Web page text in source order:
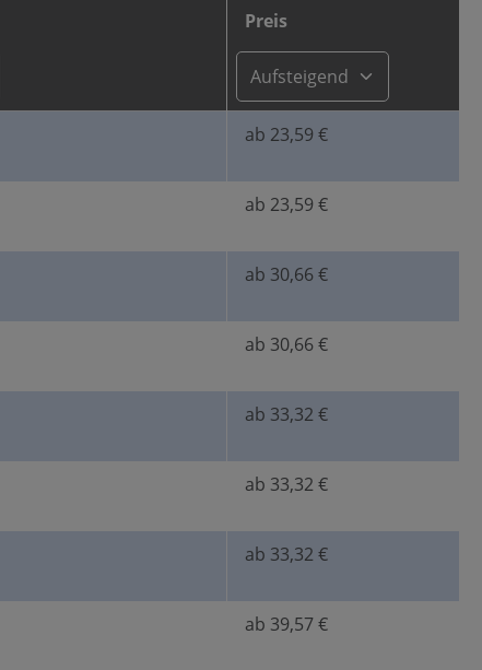
Preis
ab 23,59 €
ab 23,59 €
ab 30,66 €
ab 30,66 €
ab 33,32 €
ab 33,32 €
ab 33,32 €
ab 39,57 €